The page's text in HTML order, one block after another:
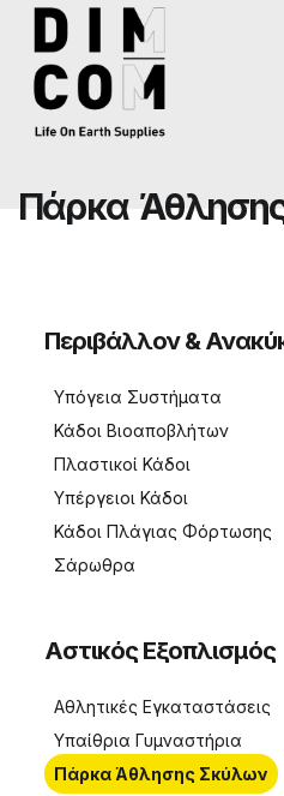
Πάρκα Άθληση
Περιβάλλον &
Υπόγεια Συστήματα
Κάδοι Βιοαποβλήτων
Πλαστικοί Κάδοι
Υπέργειοι Κάδοι
Κάδοι Πλάγιας Φόρτωσης
Σάρωθρα
Αστικός Εξοπλισμός
Αθλητικές Εγκαταστάσεις
Υπαίθρια Γυμναστήρια
Πάρκα Άθλησης Σκύλων